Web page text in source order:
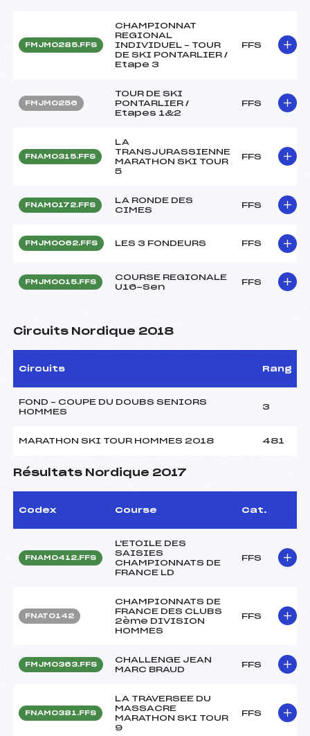
FMJM0285.FFS
CHAMPIONNAT
REGIONAL
INDIVIDUEL – TOUR
DE SKI PONTARLIER /
Etape 3
FFS
FMJM0256
TOUR DE SKI
PONTARLIER /
Etapes 1&2
FFS
FNAM0315.FFS
LA
TRANSJURASSIENNE
MARATHON SKI TOUR
5
FFS
FNAM0172.FFS
LA RONDE DES
CIMES
FFS
FMJM0062.FFS LES 3 FONDEURS FFS
FMJM0015.FFS
COURSE REGIONALE
U16-Sen
FFS
Circuits Nordique 2018
Circuits Rang
FOND – COUPE DU DOUBS SENIORS
HOMMES
3
MARATHON SKI TOUR HOMMES 2018 481
Résultats Nordique 2017
Codex Course Cat.
FNAM0412.FFS
L'ETOILE DES
SAISIES
CHAMPIONNATS DE
FRANCE LD
FFS
FNAT0142
CHAMPIONNATS DE
FRANCE DES CLUBS
2ème DIVISION
HOMMES
FFS
FMJM0363.FFS
CHALLENGE JEAN
MARC BRAUD
FFS
FNAM0381.FFS
LA TRAVERSEE DU
MASSACRE
MARATHON SKI TOUR
9
FFS